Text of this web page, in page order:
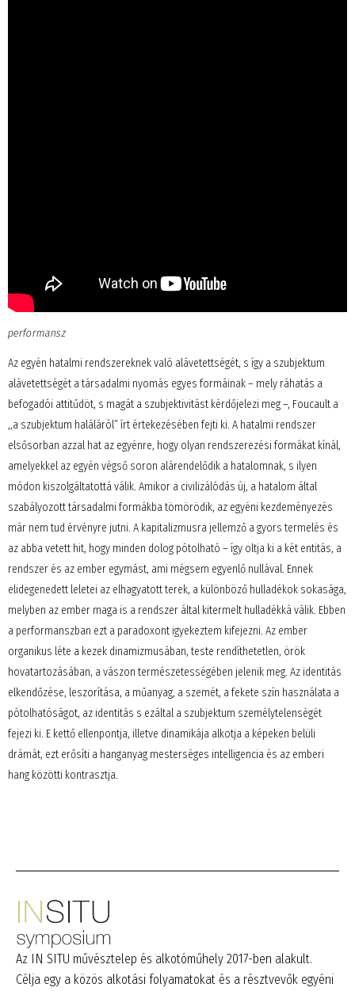
performansz
Az egyén hatalmi rendszereknek való alávetettségét, s így a szubjektum
alávetettségét a társadalmi nyomás egyes formáinak – mely ráhatás a
befogadói attitűdöt, s magát a szubjektivitást kérdőjelezi meg –, Foucault a
,,a szubjektum haláláról” írt értekezésében fejti ki. A hatalmi rendszer
elsősorban azzal hat az egyénre, hogy olyan rendszerezési formákat kínál,
amelyekkel az egyén végső soron alárendelődik a hatalomnak, s ilyen
módon kiszolgáltatottá válik. Amikor a civilizálódás új, a hatalom által
szabályozott társadalmi formákba tömörödik, az egyéni kezdeményezés
már nem tud érvényre jutni. A kapitalizmusra jellemző a gyors termelés és
az abba vetett hit, hogy minden dolog pótolható – így oltja ki a két entitás, a
rendszer és az ember egymást, ami mégsem egyenlő nullával. Ennek
elidegenedett leletei az elhagyatott terek, a különböző hulladékok sokasága,
melyben az ember maga is a rendszer által kitermelt hulladékká válik. Ebben
a performanszban ezt a paradoxont igyekeztem kifejezni. Az ember
organikus léte a kezek dinamizmusában, teste rendíthetetlen, örök
hovatartozásában, a vászon természetességében jelenik meg. Az identitás
elkendőzése, leszorítása, a műanyag, a szemét, a fekete szín használata a
pótolhatóságot, az identitás s ezáltal a szubjektum személytelenségét
fejezi ki. E kettő ellenpontja, illetve dinamikája alkotja a képeken belüli
drámát, ezt erősíti a hanganyag mesterséges intelligencia és az emberi
hang közötti kontrasztja.
Az IN SITU művésztelep és alkotóműhely 2017-ben alakult.
Célja egy a közös alkotási folyamatokat és a résztvevők egyéni